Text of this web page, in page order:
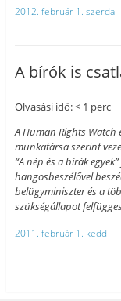
2012. február 1. szerda
A bírók is
Olvasási idő: < 1 perc
A Human Rights Watch
munkatársa szerint
“A nép és a bírák
hangosbeszélővel
belügyminiszter és a
szükségállapot
2011. február 1. kedd